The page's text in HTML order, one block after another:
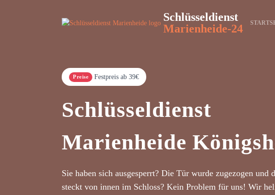
Schlüsseldienst
Marienheide-24
Preise Festpreis ab 39€
Schlüsseldienst
Marienheide
Sie haben sich ausgesperrt? Die Tür wurde zugezogen und
steckt von innen im Schloss? Kein Problem für uns! Wir